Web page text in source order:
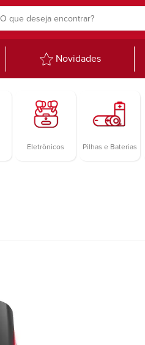
Novidades
Eletrônicos Pilhas e Baterias